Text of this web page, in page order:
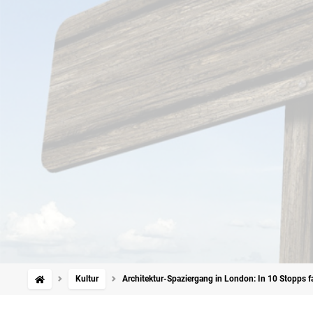
Kultur Architektur-Spaziergang in London: In 10 Stopps